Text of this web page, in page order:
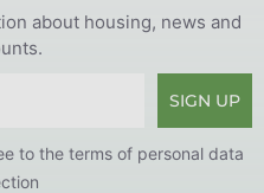
about housing, news and
SIGN UP
to the terms of personal data